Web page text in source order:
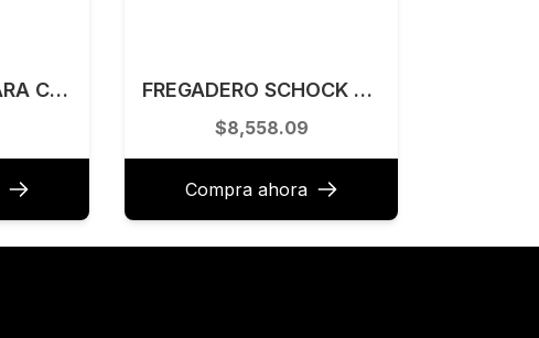
MONOMANDO PARA COCINA 40.1 CM TECNOLAM MODELO TEC546SS FREGADERO SCHOCK 1 TINA CHELSEA ALPINA SUBMONTAR CHEN100XA
$8,558.09
Compra ahora